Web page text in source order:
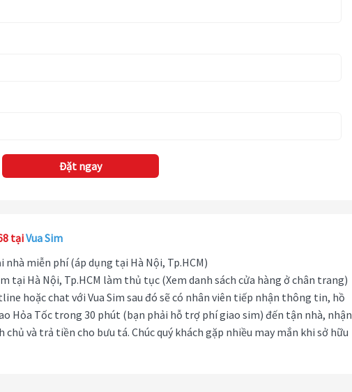
Đặt ngay
tạiVua Sim
nhà miễn phí (áp dụng tại Hà Nội, Tp.HCM)
tại Hà Nội, Tp.HCM làm thủ tục (Xem danh sách cửa hàng ở chân trang)
hoặc chat với Vua Sim sau đó sẽ có nhân viên tiếp nhận thông tin, hồ
Hỏa Tốc trong 30 phút (bạn phải hỗ trợ phí giao sim) đến tận nhà, nhận
và trả tiền cho bưu tá. Chúc quý khách gặp nhiều may mắn khi sở hữu